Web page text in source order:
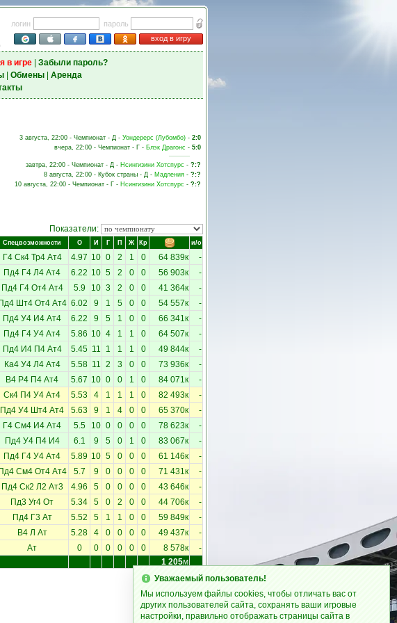
логин
пароль
вход в игру
в игре| Забыли пароль?
| Обмены| Аренда
3 августа, 22:00 - Чемпионат - Д - Уондерерс (Лубомбо) - 2:0
вчера, 22:00 - Чемпионат - Г - Блэк Драгонс - 5:0
завтра, 22:00 - Чемпионат - Д - Нсингизини Хотспурс - ?:?
8 августа, 22:00 - Кубок страны - Д - Мадления - ?:?
10 августа, 22:00 - Чемпионат - Г - Нсингизини Хотспурс - ?:?
Показатели:
Спецвозможности О И Г П Ж Кр и/о
Г4 Ск4 Тр4 Ат4 4.97 10 0 2 1 0 64 839к -
Пд4 Г4 Л4 Ат4 6.22 10 5 2 0 0 56 903к -
Пд4 Г4 От4 Ат4 5.9 10 3 2 0 0 41 364к -
Пд4 Шт4 От4 Ат4 6.02 9 1 5 0 0 54 557к -
Пд4 У4 И4 Ат4 6.22 9 5 1 0 0 66 341к -
Пд4 Г4 У4 Ат4 5.86 10 4 1 1 0 64 507к -
Пд4 И4 П4 Ат4 5.45 11 1 1 1 0 49 844к -
Ка4 У4 Л4 Ат4 5.58 11 2 3 0 0 73 936к -
В4 Р4 П4 Ат4 5.67 10 0 0 1 0 84 071к -
Ск4 П4 У4 Ат4 5.53 4 1 1 1 0 82 493к -
Пд4 У4 Шт4 Ат4 5.63 9 1 4 0 0 65 370к -
Г4 См4 И4 Ат4 5.5 10 0 0 0 0 78 623к -
Пд4 У4 П4 И4 6.1 9 5 0 1 0 83 067к -
Пд4 Г4 У4 Ат4 5.89 10 5 0 0 0 61 146к -
Пд4 См4 От4 Ат4 5.7 9 0 0 0 0 71 431к -
Пд4 Ск2 Л2 Ат3 4.96 5 0 0 0 0 43 646к -
Пд3 Уг4 От 5.34 5 0 2 0 0 44 706к -
Пд4 Г3 Ат 5.52 5 1 1 0 0 59 849к -
В4 Л Ат 5.28 4 0 0 0 0 49 437к -
Ат 0 0 0 0 0 0 8 578к -
1 205м
Уважаемый пользователь!
Мы используем файлы cookies, чтобы отличать вас от
других пользователей сайта, сохранять ваши игровые
настройки, правильно отображать страницы сайта в